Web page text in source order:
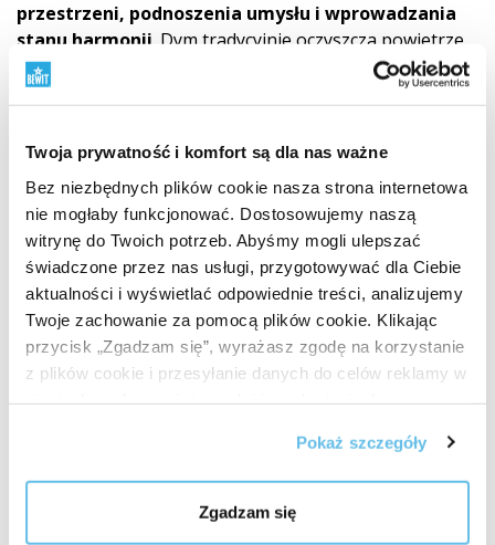
Twoja prywatność i komfort są dla nas ważne
Bez niezbędnych plików cookie nasza strona internetowa
nie mogłaby funkcjonować. Dostosowujemy naszą
witrynę do Twoich potrzeb. Abyśmy mogli ulepszać
świadczone przez nas usługi, przygotowywać dla Ciebie
aktualności i wyświetlać odpowiednie treści, analizujemy
Twoje zachowanie za pomocą plików cookie. Klikając
przycisk „Zgadzam się”, wyrażasz zgodę na korzystanie
z plików cookie i przesyłanie danych do celów reklamy w
Pokaż szczegóły
Zgadzam się
przestrzeni, podnoszenia umysłu i wprowadzania
stanu harmonii . Dym tradycyjnie oczyszcza powietrze,
sprzyja koncentracji i wpływa na ogólny nastrój.
Wspomoże koncentrację i jasność umysłu
Energetycznie dostroi przestrzenie
Neutralizuje niepożądane zapachy
Wskazówki dotyczące okadzania
Dla czystszego zapachu warto użyćpłytki mikowej,
cienkiej płytki z miki, która zapobiega przypaleniu
i zapewnia delikatniejszy i dłużej utrzymujący się
Ostrzeżenia dotyczące
bezpieczeństwa